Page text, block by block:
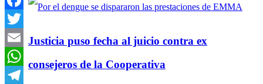
Justicia puso fecha al juicio contra ex
consejeros de la Cooperativa
Facebook
Twitter
Email
WhatsApp